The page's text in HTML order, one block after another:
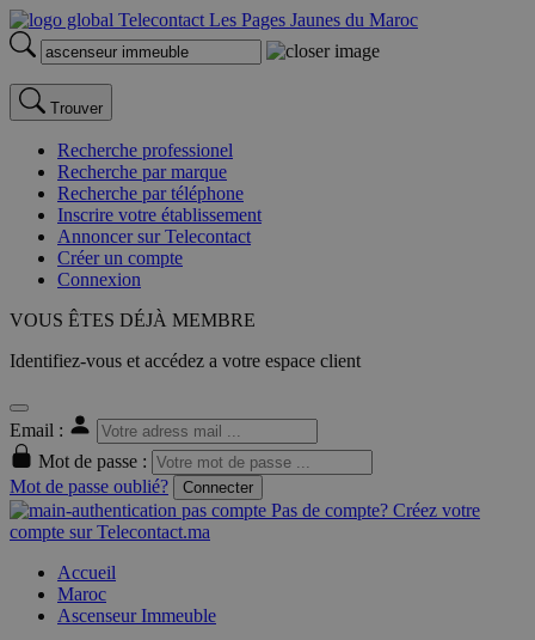
Trouver
Recherche professionel
Recherche par marque
Recherche par téléphone
Inscrire votre établissement
Annoncer sur Telecontact
Créer un compte
Connexion
VOUS ÊTES DÉJÀ MEMBRE
Identifiez-vous et accédez a votre espace client
Email :
Mot de passe :
Mot de passe oublié?
Connecter
Pas de compte? Créez votre
compte sur Telecontact.ma
Accueil
Maroc
Ascenseur Immeuble